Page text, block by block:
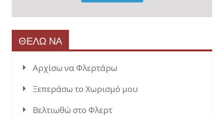
ΘΕΛΩ ΝΑ
Αρχίσω να Φλερτάρω
Ξεπεράσω το Χωρισμό μου
Βελτιωθώ στο Φλερτ